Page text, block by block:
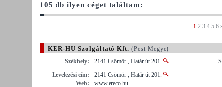
105 db ilyen céget találtam:
1 2 3 4 5 6
KER-HU Szolgáltató Kft. (Pest Megye)
Székhely:
2141 Csömör , Határ út 201.
Levelezési cím:
2141 Csömör , Határ út 201.
Web:
www.ereco.hu